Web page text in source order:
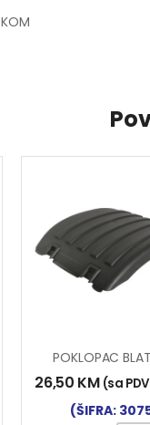
KOM
26,50 KM (sa
(ŠIFRA: